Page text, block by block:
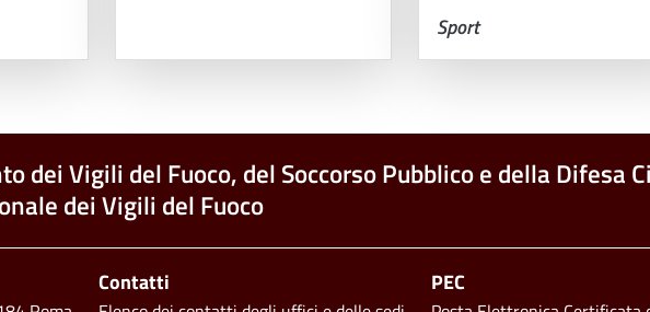
Sport
dei Vigili del Fuoco, del Soccorso Pubblico e della Difesa
dei Vigili del Fuoco
Contatti PEC